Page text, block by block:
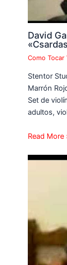
David
Como Tocar
Stentor
Marrón
Set de
adultos,
Read More